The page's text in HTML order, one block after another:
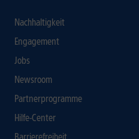
Nachhaltigkeit
Engagement
Jobs
Newsroom
Partnerprogramme
Hilfe-Center